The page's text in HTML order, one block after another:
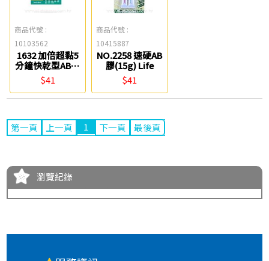
商品代號 :
10103562
1632 加倍超黏5
分鐘快乾型AB膠
Success
$41
商品代號 :
10415887
NO.2258 速硬AB
膠(15g) Life
$41
第一頁 上一頁 1 下一頁 最後頁
瀏覽紀錄